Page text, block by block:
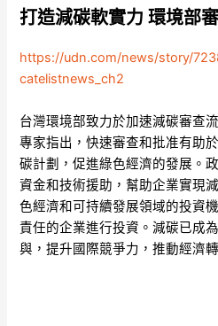
打造減碳軟實力 環境部
https://udn.com/news/story/
catelistnews_ch2
台灣環境部致力於加速減碳審查
專家指出，快速審查和批准有助
碳計劃，促進綠色經濟的發展。
資金和技術援助，幫助企業實現
色經濟和可持續發展領域的投資
責任的企業進行投資。減碳已成
與，提升國際競爭力，推動經濟